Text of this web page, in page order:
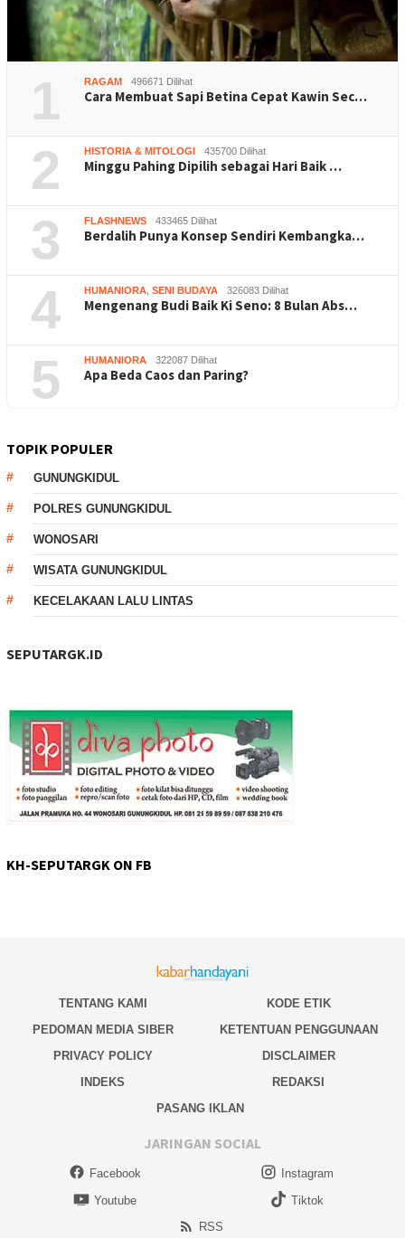
1 RAGAM 496671 Dilihat
Cara Membuat Sapi Betina Cepat Kawin Sec…
2 HISTORIA & MITOLOGI 435700 Dilihat
Minggu Pahing Dipilih sebagai Hari Baik …
3 FLASHNEWS 433465 Dilihat
Berdalih Punya Konsep Sendiri Kembangka…
4 HUMANIORA SENI BUDAYA 326083 Dilihat
Mengenang Budi Baik Ki Seno: 8 Bulan Abs…
5 HUMANIORA 322087 Dilihat
Apa Beda Caos dan Paring?
TOPIK POPULER
GUNUNGKIDUL
POLRES GUNUNGKIDUL
WONOSARI
WISATA GUNUNGKIDUL
KECELAKAAN LALU LINTAS
SEPUTARGK.ID
KH-SEPUTARGK ON FB
TENTANG KAMI
KODE ETIK
PEDOMAN MEDIA SIBER
KETENTUAN PENGGUNAAN
PRIVACY POLICY
DISCLAIMER
INDEKS
REDAKSI
PASANG IKLAN
JARINGAN SOCIAL
Facebook
Instagram
Youtube
Tiktok
RSS